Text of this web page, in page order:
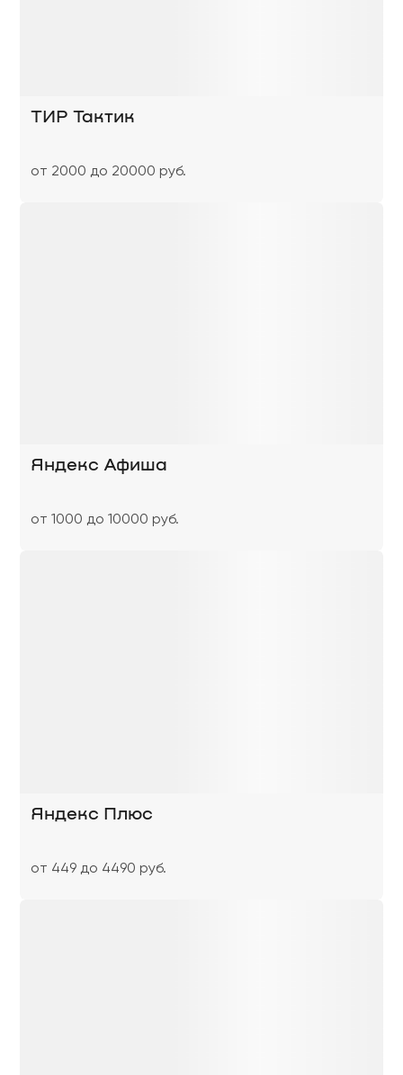
ТИР Тактик
от 2000 до 20000 руб.
Яндекс Афиша
от 1000 до 10000 руб.
Яндекс Плюс
от 449 до 4490 руб.